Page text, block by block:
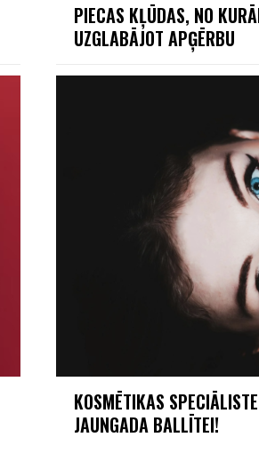
PIECAS KĻŪDAS, NO
UZGLABĀJOT APĢĒRBU
KOSMĒTIKAS
JAUNGADA BALLĪTEI!